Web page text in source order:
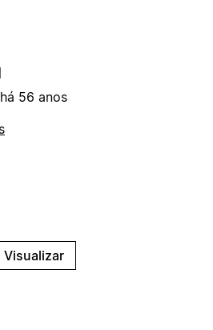
56 anos
Visualizar